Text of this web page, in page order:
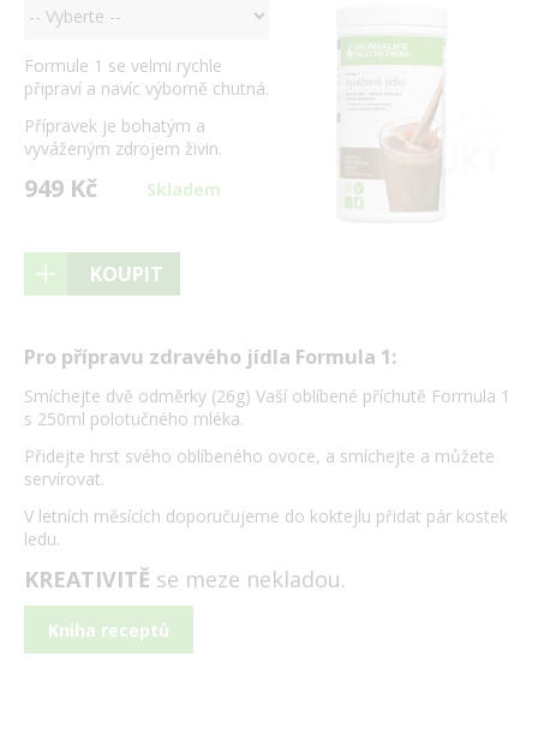
Formule 1 se velmi rychle
připraví a navíc výborně chutná.
Přípravek je bohatým a
vyváženým zdrojem živin.
949 Kč Skladem
KOUPIT
Pro přípravu zdravého jídla Formula 1:
Smíchejte dvě odměrky (26g) Vaší oblíbené příchutě Formula 1
s 250ml polotučného mléka.
Přidejte hrst svého oblíbeného ovoce, a smíchejte a můžete
servírovat.
V letních měsících doporučujeme do koktejlu přidat pár kostek
ledu.
KREATIVITĚ se meze nekladou.
Kniha receptů